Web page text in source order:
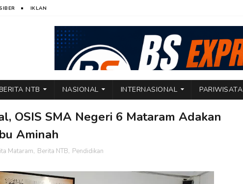
IKLAN
NTB NASIONAL INTERNASIONAL PARIWISATA
OSIS SMA Negeri 6 Mataram Adakan
Aminah
Mataram, Berita NTB, Pendidikan